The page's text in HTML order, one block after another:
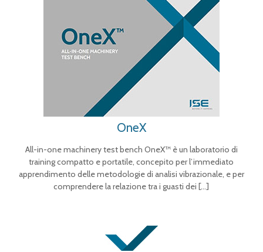
OneX
All-in-one machinery test bench OneX™ è un laboratorio di
training compatto e portatile, concepito per l’immediato
apprendimento delle metodologie di analisi vibrazionale, e per
comprendere la relazione tra i guasti dei […]